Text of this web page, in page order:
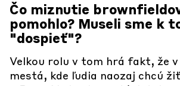
Čo miznutie
pomohlo? Museli sme k
"dospieť"?
Velkou rolu v tom hrá fakt, že v
mestá, kde ľudia naozaj chcú